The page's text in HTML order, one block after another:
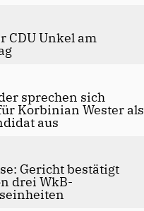
CDU Unkel am
sprechen sich
Korbinian Wester als
aus
Gericht bestätigt
drei WkB-